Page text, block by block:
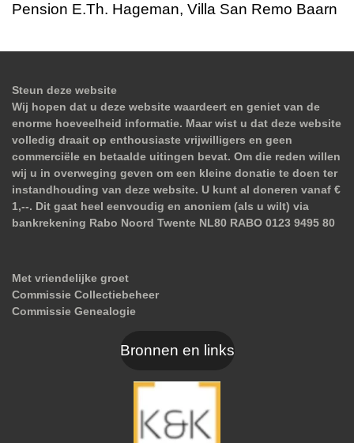
Pension E.Th. Hageman, Villa San Remo Baarn
Steun deze website
Wij hopen dat u deze website waardeert en geniet van de
enorme hoeveelheid informatie. Maar wist u dat deze website
volledig draait op enthousiaste vrijwilligers en geen
commerciële en betaalde uitingen bevat. Om die reden willen
wij u in overweging geven om een kleine donatie te doen ter
instandhouding van deze website. U kunt al doneren vanaf €
1,--. Dit gaat heel eenvoudig en anoniem (als u wilt) via
bankrekening Rabo Noord Twente NL80 RABO 0123 9495 80
Met vriendelijke groet
Commissie Collectiebeheer
Commissie Genealogie
Bronnen en links